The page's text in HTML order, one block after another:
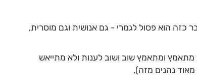
כזה הוא פסול לגמרי - גם אנושית וגם מוסרית,
מתאמץ ומתאמץ שוב ושוב לענות ולא מתייאש
נהנים מזה),